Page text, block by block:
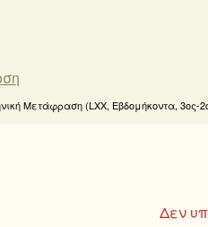
Μετάφραση (LXX, Εβδομήκοντα, 3ος-
Δεν